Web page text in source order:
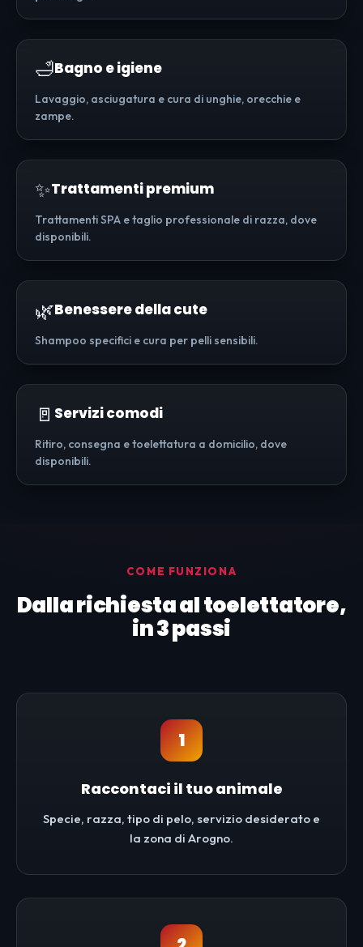
🛁Bagno e igiene
Lavaggio, asciugatura e cura di unghie, orecchie e
zampe.
✨Trattamenti premium
Trattamenti SPA e taglio professionale di razza, dove
disponibili.
🌿Benessere della cute
Shampoo specifici e cura per pelli sensibili.
🚪 Servizi comodi
Ritiro, consegna e toelettatura a domicilio, dove
disponibili.
COME FUNZIONA
Dalla richiesta al toelettatore,
in 3 passi
1
Raccontaci il tuo animale
Specie, razza, tipo di pelo, servizio desiderato e
la zona di Arogno.